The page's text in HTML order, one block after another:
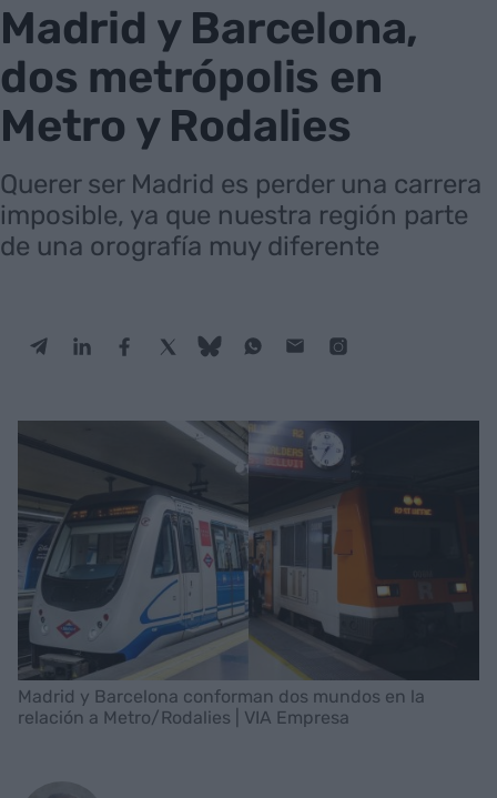
Madrid y Barcelona,
dos metrópolis en
Metro y Rodalies
Querer ser Madrid es perder una carrera
imposible, ya que nuestra región parte
de una orografía muy diferente
Madrid y Barcelona conforman dos mundos en la
relación a Metro/Rodalies | VIA Empresa